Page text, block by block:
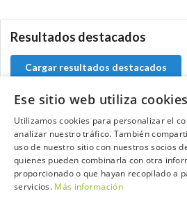
Resultados destacados
Cargar resultados destacados
Contacta con el equipo
Opina
Ese sitio web utiliza cookies
Utilizamos cookies para personalizar el
analizar nuestro tráfico. También
uso de nuestro sitio con nuestros socios
quienes pueden combinarla con otra
proporcionado o que hayan recopilado a
servicios. Más información